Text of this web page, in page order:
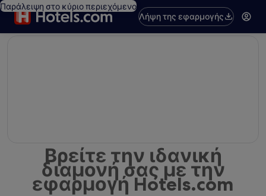
Παράλειψη στο κύριο περιεχόμενο
Λήψη της εφαρμογής
Βρείτε την ιδανική
διαμονή σας με την
εφαρμογή Hotels.com